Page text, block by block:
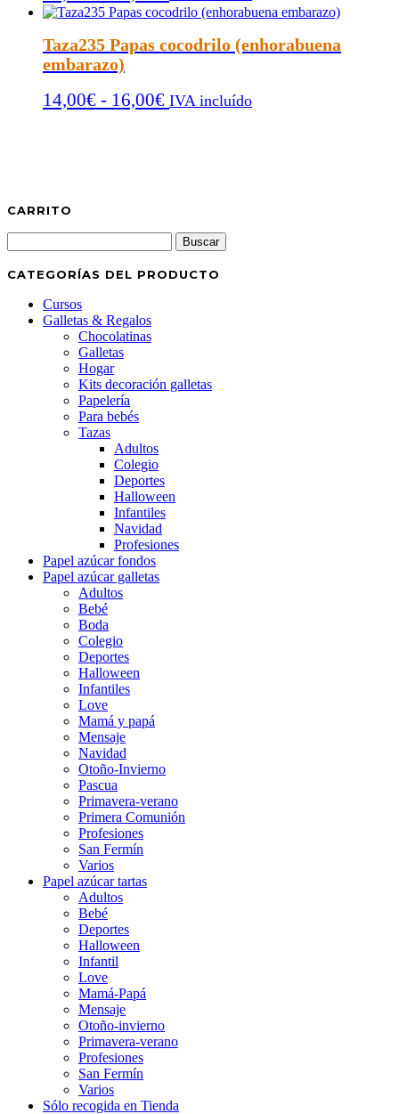
hasta
16,00€
de
precios:
desde
hasta
Taza235 Papas cocodrilo (enhorabuena
embarazo)
14,00€ - 16,00€Rango
16,00€
IVA incluído
CARRITO
CATEGORÍAS DEL PRODUCTO
Cursos
Galletas & Regalos
Chocolatinas
Galletas
Hogar
Kits decoración galletas
Papelería
Para bebés
Tazas
Adultos
Colegio
Deportes
Halloween
Infantiles
Navidad
Profesiones
Papel azúcar fondos
Papel azúcar galletas
Adultos
Bebé
Boda
Colegio
Deportes
Halloween
Infantiles
Love
Mamá y papá
Mensaje
Navidad
Otoño-Invierno
Pascua
Primavera-verano
Primera Comunión
Profesiones
San Fermín
Varios
Papel azúcar tartas
Adultos
Bebé
Deportes
Halloween
Infantil
Love
Mamá-Papá
Mensaje
Otoño-invierno
Primavera-verano
Profesiones
San Fermín
Varios
Sólo recogida en Tienda